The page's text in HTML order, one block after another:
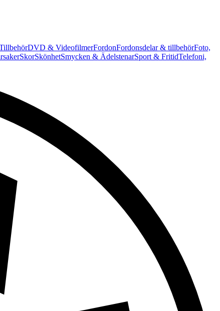
DVD & VideofilmerFordonFordonsdelar & tillbehörFoto,
SkorSkönhetSmycken & ÄdelstenarSport & FritidTelefoni,